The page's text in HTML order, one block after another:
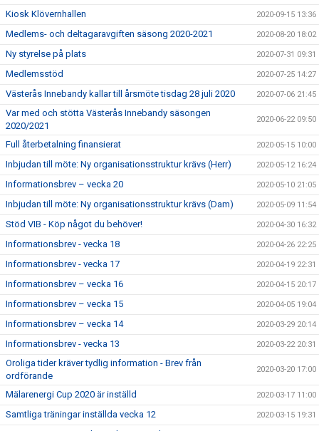
Kiosk Klövernhallen 2020-09-15 13:36
Medlems- och deltagaravgiften säsong 2020-2021 2020-08-20 18:02
Ny styrelse på plats 2020-07-31 09:31
Medlemsstöd 2020-07-25 14:27
Västerås Innebandy kallar till årsmöte tisdag 28 juli 2020 2020-07-06 21:45
Var med och stötta Västerås Innebandy säsongen
2020/2021
2020-06-22 09:50
Full återbetalning finansierat 2020-05-15 10:00
Inbjudan till möte: Ny organisationsstruktur krävs (Herr) 2020-05-12 16:24
Informationsbrev – vecka 20 2020-05-10 21:05
Inbjudan till möte: Ny organisationsstruktur krävs (Dam) 2020-05-09 11:54
Stöd VIB - Köp något du behöver! 2020-04-30 16:32
Informationsbrev - vecka 18 2020-04-26 22:25
Informationsbrev - vecka 17 2020-04-19 22:31
Informationsbrev – vecka 16 2020-04-15 20:17
Informationsbrev – vecka 15 2020-04-05 19:04
Informationsbrev – vecka 14 2020-03-29 20:14
Informationsbrev - vecka 13 2020-03-22 20:31
Oroliga tider kräver tydlig information - Brev från
ordförande
2020-03-20 17:00
Mälarenergi Cup 2020 är inställd 2020-03-17 11:00
Samtliga träningar inställda vecka 12 2020-03-15 19:31